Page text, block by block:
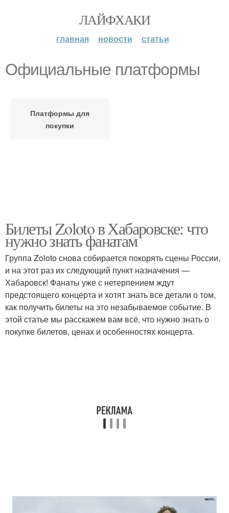
ЛАЙФХАКИ
главная новости статьи
Официальные платформы
Платформы для
покупки
Билеты Zoloto в Хабаровске: что
нужно знать фанатам
Группа Zoloto снова собирается покорять сцены России,
и на этот раз их следующий пункт назначения —
Хабаровск! Фанаты уже с нетерпением ждут
предстоящего концерта и хотят знать все детали о том,
как получить билеты на это незабываемое событие. В
этой статье мы расскажем вам всё, что нужно знать о
покупке билетов, ценах и особенностях концерта.